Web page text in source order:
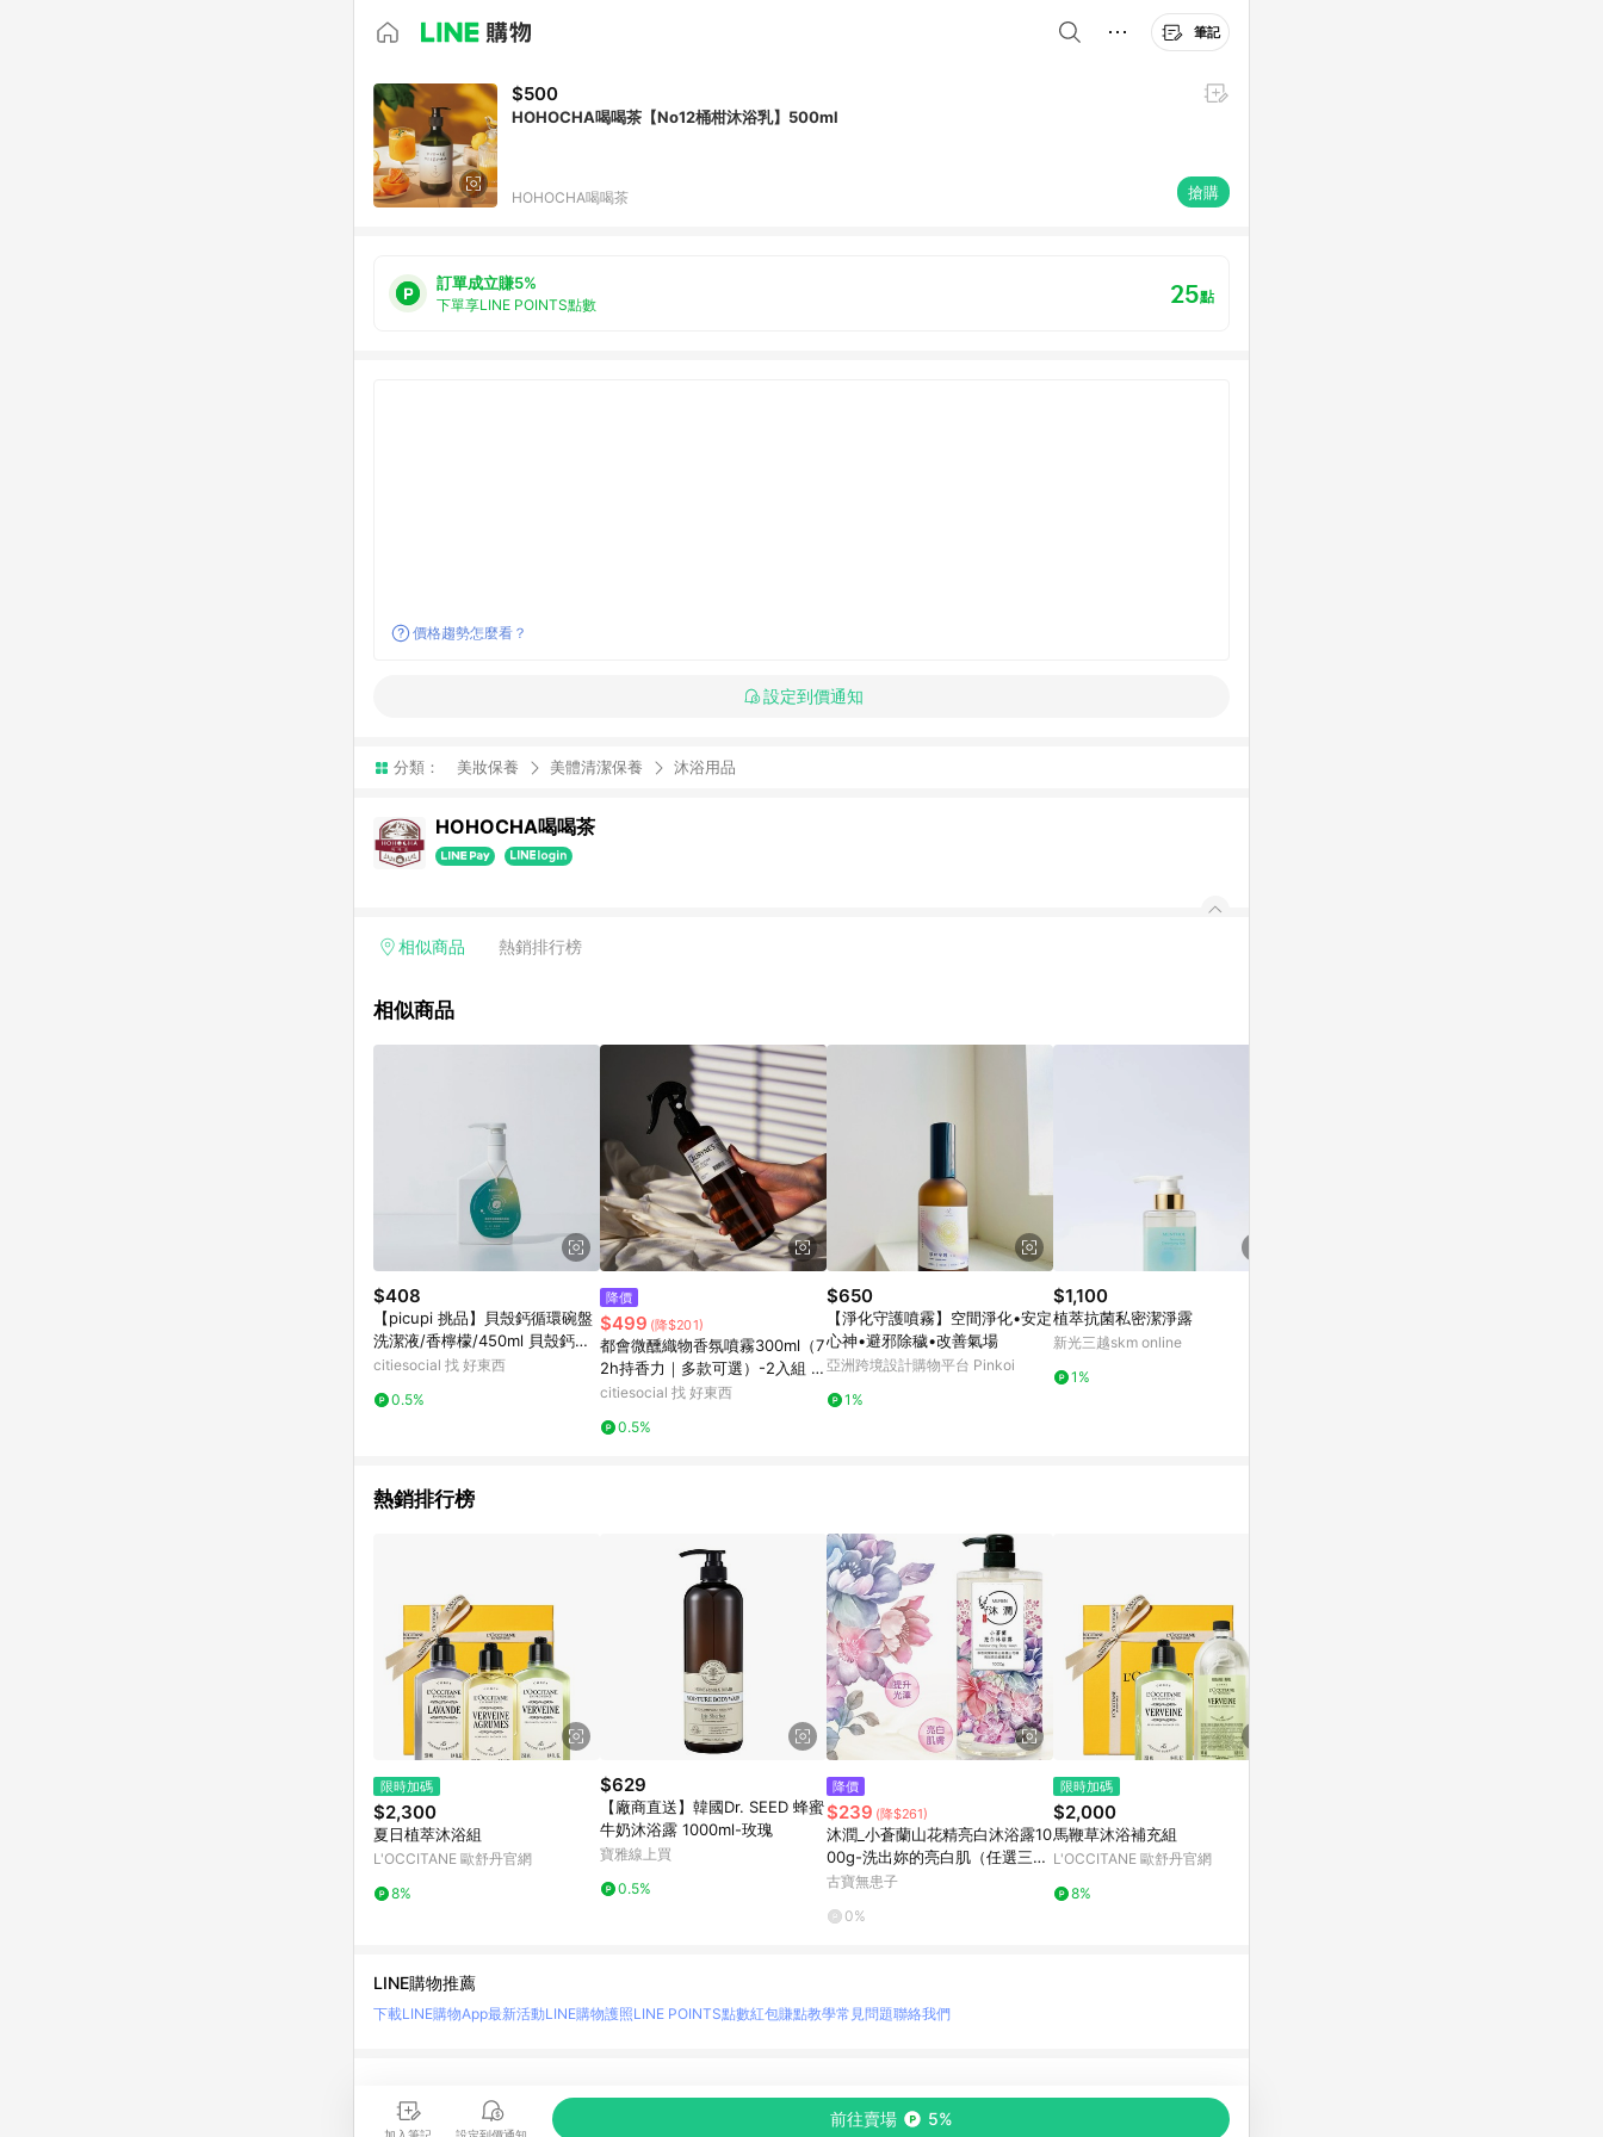
筆記
$500
HOHOCHA喝喝茶【No12桶柑沐浴乳】500ml
HOHOCHA喝喝茶 搶購
訂單成立賺5%
下單享LINE POINTS點數 25點
價格趨勢怎麼看？
設定到價通知
分類： 美妝保養 美體清潔保養 沐浴用品
HOHOCHA喝喝茶
相似商品 熱銷排行榜
相似商品
$408
【picupi 挑品】貝殼鈣循環碗盤
洗潔液/香檸檬/450ml 貝殼鈣循
環碗盤洗潔液/香檸檬/450ml
citiesocial 找 好東西
0.5%
降價
$499 (降$201)
都會微醺織物香氛噴霧300ml（7
2h持香力｜多款可選）-2入組 柔
香淨語*2
citiesocial 找 好東西
0.5%
$650
【淨化守護噴霧】空間淨化•安定
心神•避邪除穢•改善氣場
亞洲跨境設計購物平台 Pinkoi
1%
$1,100
植萃抗菌私密潔淨露
新光三越skm online
1%
熱銷排行榜
限時加碼
$2,300
夏日植萃沐浴組
L'OCCITANE 歐舒丹官網
8%
$629
【廠商直送】韓國Dr. SEED 蜂蜜
牛奶沐浴露 1000ml-玫瑰
寶雅線上買
0.5%
降價
$239 (降$261)
沐潤_小蒼蘭山花精亮白沐浴露10
00g-洗出妳的亮白肌（任選三件
85折）
古寶無患子
0%
限時加碼
$2,000
馬鞭草沐浴補充組
L'OCCITANE 歐舒丹官網
8%
前往賣場 5%
LINE購物推薦
下載LINE購物App最新活動LINE購物護照LINE POINTS點數紅包賺點教學常見問題聯絡我們
LINE 購物是匯集購物情報與商品資訊的整合性平台，並依購物情報中的趨勢與風格做合作網路商家的延伸商品推薦，商品資料更新會有
時間差，請務必點擊商品至各合作網路商家，確認現售價與購物條件，一切資訊以合作廠商網頁為準。